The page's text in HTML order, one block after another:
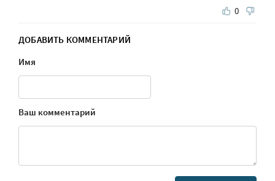
0
ДОБАВИТЬ КОММЕНТАРИЙ
Имя
Ваш комментарий